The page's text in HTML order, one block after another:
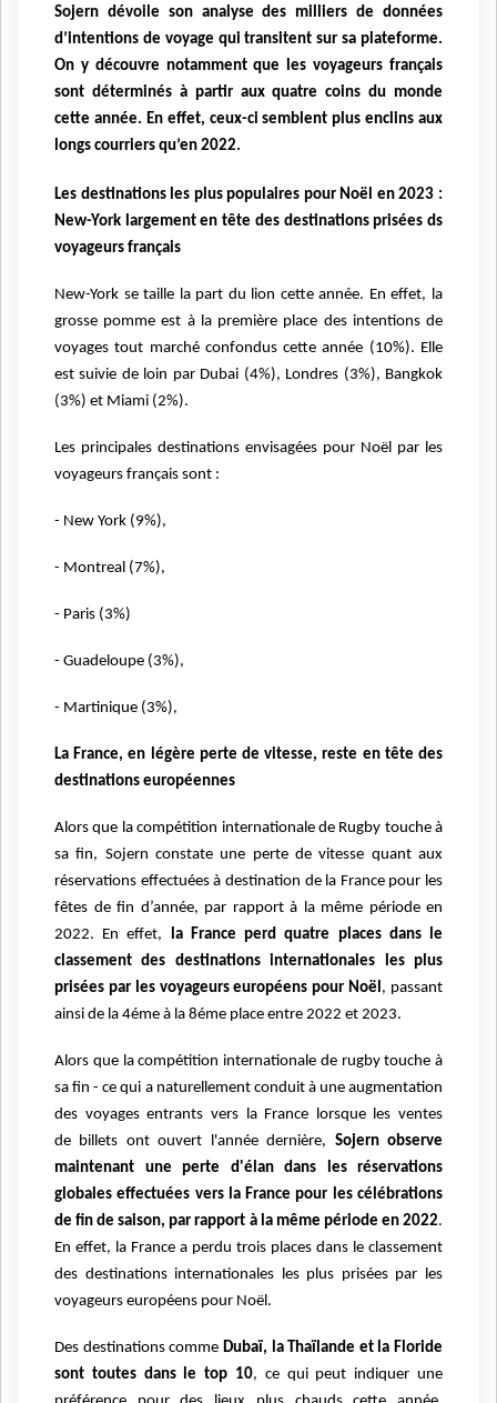
Sojern dévoile son analyse des milliers de données
d’intentions de voyage qui transitent sur sa plateforme.
On y découvre notamment que les voyageurs français
sont déterminés à partir aux quatre coins du monde
cette année. En effet, ceux-ci semblent plus enclins aux
longs courriers qu’en 2022.
Les destinations les plus populaires pour Noël en 2023 :
New-York largement en tête des destinations prisées ds
voyageurs français
New-York se taille la part du lion cette année. En effet, la
grosse pomme est à la première place des intentions de
voyages tout marché confondus cette année (10%). Elle
est suivie de loin par Dubai (4%), Londres (3%), Bangkok
(3%) et Miami (2%).
Les principales destinations envisagées pour Noël par les
voyageurs français sont :
- New York (9%),
- Montreal (7%),
- Paris (3%)
- Guadeloupe (3%),
- Martinique (3%),
La France, en légère perte de vitesse, reste en tête des
destinations européennes
Alors que la compétition internationale de Rugby touche à
sa fin, Sojern constate une perte de vitesse quant aux
réservations effectuées à destination de la France pour les
fêtes de fin d’année, par rapport à la même période en
2022. En effet,
la France perd quatre places dans le
classement des destinations internationales les plus
prisées par les voyageurseuropéens pour Noël , passant
ainsi de la 4éme à la 8éme place entre 2022 et 2023.
Alors que la compétition internationale de rugby touche à
sa fin - ce qui a naturellement conduit à une augmentation
des voyages entrants vers la France lorsque les ventes
de billets ont ouvert l'année dernière, Sojern observe
maintenant une perte d'élan dans les réservations
globales effectuées vers la France pour les célébrations
de fin de saison, parrapport à la même période en 2022.
En effet, la France a perdu trois places dans le classement
des destinations internationales les plus prisées par les
voyageurs européens pour Noël.
Des destinations comme Dubaï, la Thaïlande et la Floride
sont toutes dans le top 10, ce qui peut indiquer une